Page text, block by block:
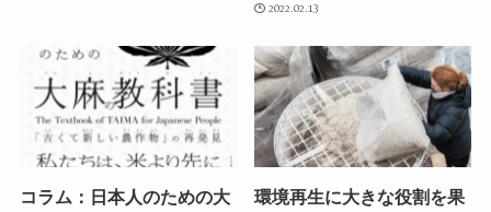
2022.02.13
コラム：日本人のための大
環境再生に大きな役割を果